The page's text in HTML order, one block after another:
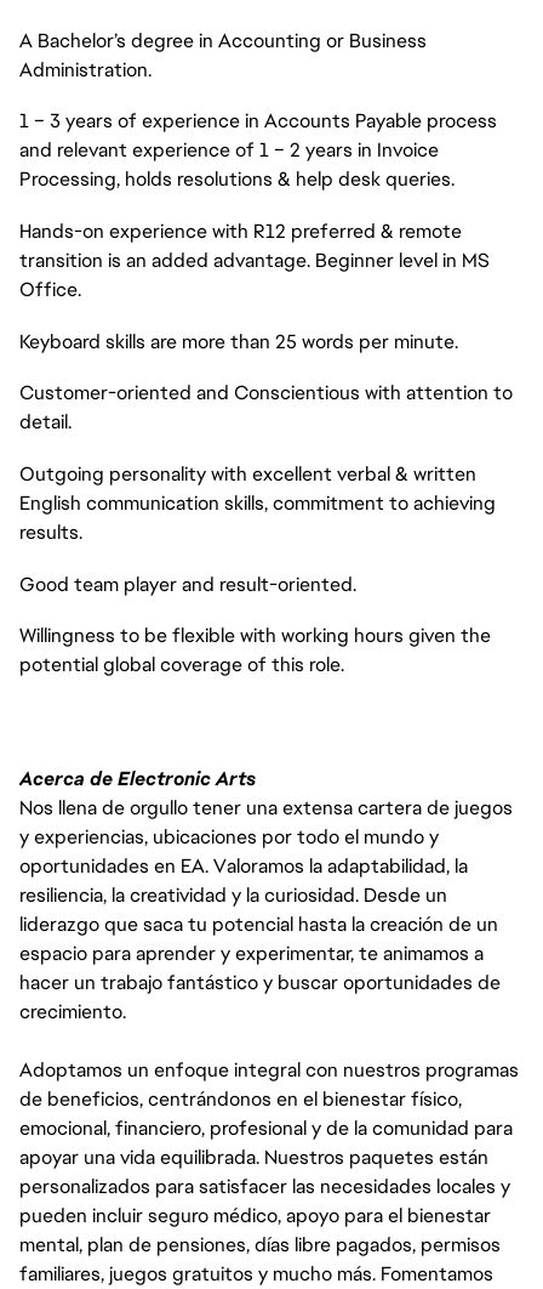
A Bachelor’s degree in Accounting or Business
Administration.
1 – 3 years of experience in Accounts Payable process
and relevant experience of 1 – 2 years in Invoice
Processing, holds resolutions & help desk queries.
Hands-on experience with R12 preferred & remote
transition is an added advantage. Beginner level in MS
Office.
Keyboard skills are more than 25 words per minute.
Customer-oriented and Conscientious with attention to
detail.
Outgoing personality with excellent verbal & written
English communication skills, commitment to achieving
results.
Good team player and result-oriented.
Willingness to be flexible with working hours given the
potential global coverage of this role.
Acerca de Electronic Arts
Nos llena de orgullo tener una extensa cartera de juegos
y experiencias, ubicaciones por todo el mundo y
oportunidades en EA. Valoramos la adaptabilidad, la
resiliencia, la creatividad y la curiosidad. Desde un
liderazgo que saca tu potencial hasta la creación de un
espacio para aprender y experimentar, te animamos a
hacer un trabajo fantástico y buscar oportunidades de
crecimiento.
Adoptamos un enfoque integral con nuestros programas
de beneficios, centrándonos en el bienestar físico,
emocional, financiero, profesional y de la comunidad para
apoyar una vida equilibrada. Nuestros paquetes están
personalizados para satisfacer las necesidades locales y
pueden incluir seguro médico, apoyo para el bienestar
mental, plan de pensiones, días libre pagados, permisos
familiares, juegos gratuitos y mucho más. Fomentamos